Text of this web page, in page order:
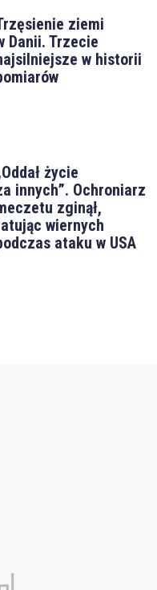
ziemi
Danii. Trzecie
w historii
życie
innych”. Ochroniarz
zginął,
wiernych
ataku w USA